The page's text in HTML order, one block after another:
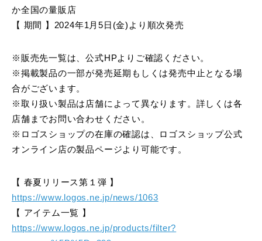
か全国の量販店
【 期間 】2024年1月5日(金)より順次発売
※販売先一覧は、公式HPよりご確認ください。
※掲載製品の一部が発売延期もしくは発売中止となる場
合がございます。
※取り扱い製品は店舗によって異なります。詳しくは各
店舗までお問い合わせください。
※ロゴスショップの在庫の確認は、ロゴスショップ公式
オンライン店の製品ページより可能です。
【 春夏リリース第１弾 】
https://www.logos.ne.jp/news/1063
【 アイテム一覧 】
https://www.logos.ne.jp/products/filter?